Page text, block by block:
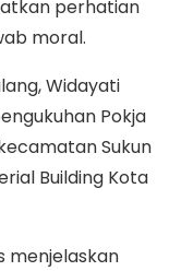
perhatian
moral.
Widayati
Pokja
Sukun
Building Kota
menjelaskan